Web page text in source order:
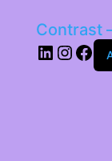
Contrast
LinkedIn